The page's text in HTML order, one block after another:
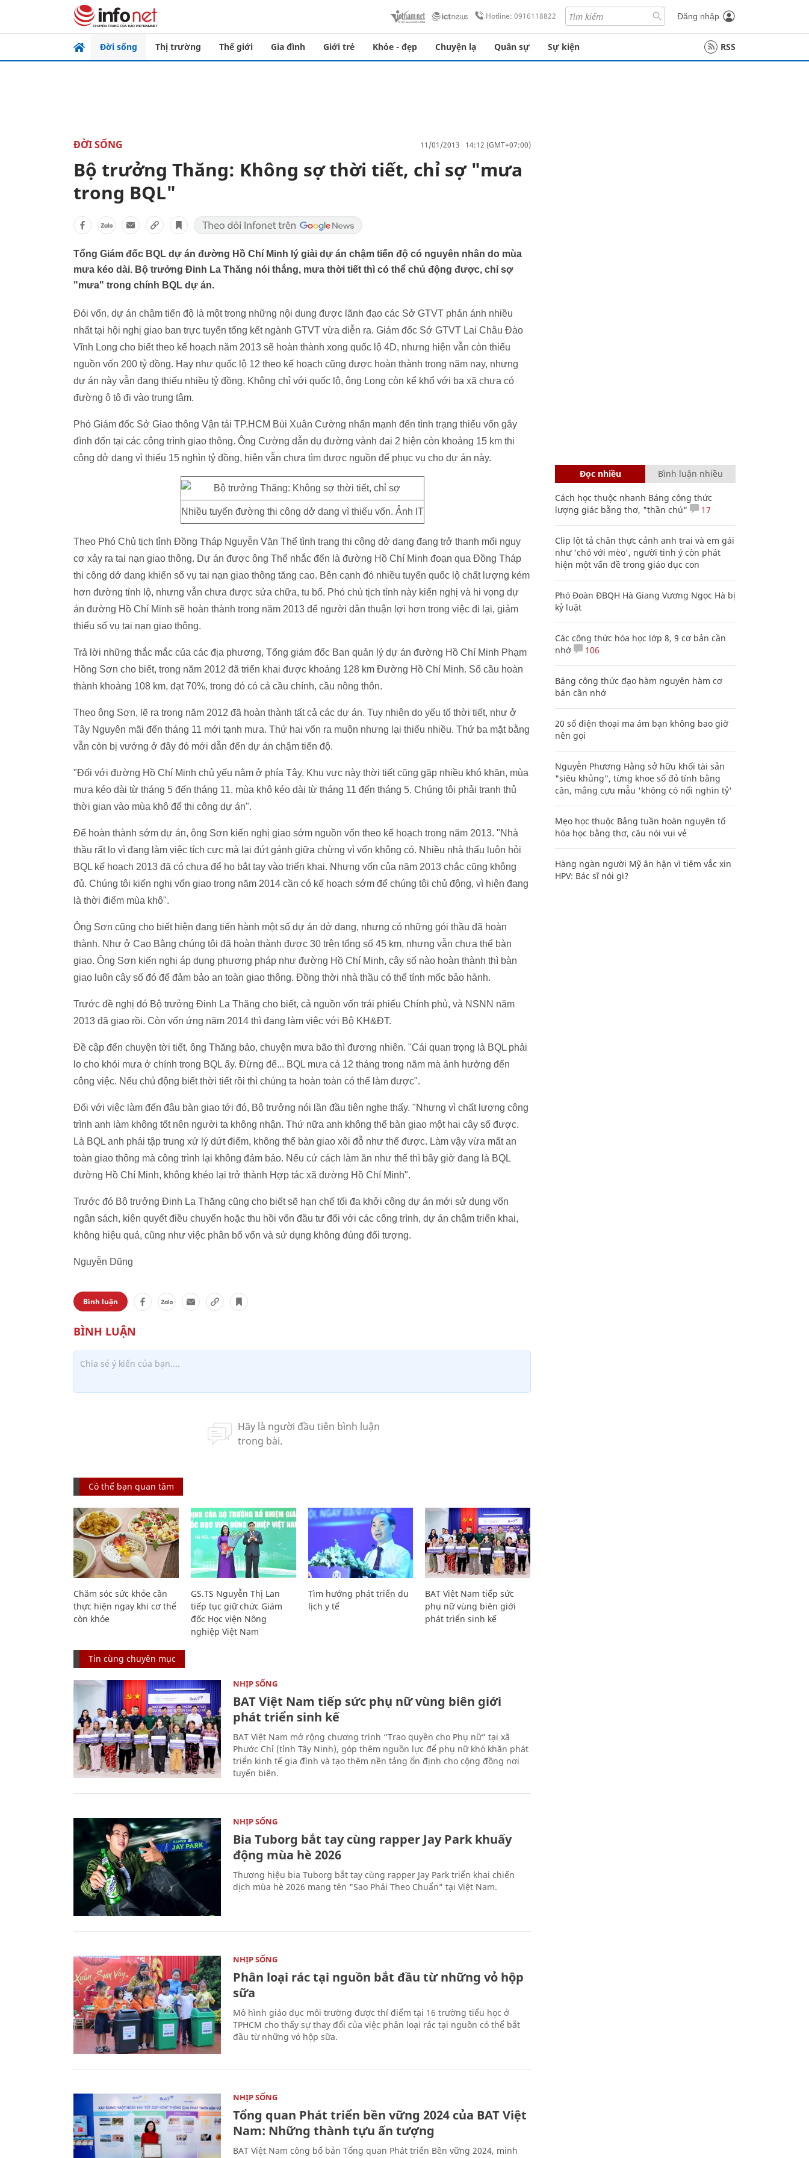
Hotline: 0916118822 Đăng nhập
Đời sống Thị trường Thế giới Gia đình Giới trẻ Khỏe - đẹp Chuyện lạ Quân sự Sự kiện RSS
ĐỜI SỐNG 11/01/2013 14:12 (GMT+07:00)
Bộ trưởng Thăng: Không sợ thời tiết, chỉ sợ "mưa
trong BQL"
Tổng Giám đốc BQL dự án đường Hồ Chí Minh lý giải dự án chậm tiến độ có nguyên nhân do mùa
mưa kéo dài. Bộ trưởng Đinh La Thăng nói thẳng, mưa thời tiết thì có thể chủ động được, chỉ sợ
"mưa" trong chính BQL dự án.
Đói vốn, dự án chậm tiến độ là một trong những nội dung được lãnh đạo các Sở GTVT phản ánh nhiều
nhất tại hội nghị giao ban trực tuyến tổng kết ngành GTVT vừa diễn ra. Giám đốc Sở GTVT Lai Châu Đào
Vĩnh Long cho biết theo kế hoạch năm 2013 sẽ hoàn thành xong quốc lộ 4D, nhưng hiện vẫn còn thiếu
nguồn vốn 200 tỷ đồng. Hay như quốc lộ 12 theo kế hoạch cũng được hoàn thành trong năm nay, nhưng
dự án này vẫn đang thiếu nhiều tỷ đồng. Không chỉ với quốc lộ, ông Long còn kể khổ với ba xã chưa có
đường ô tô đi vào trung tâm.
Phó Giám đốc Sở Giao thông Vận tải TP.HCM Bùi Xuân Cường nhấn mạnh đến tình trạng thiếu vốn gây
đình đốn tại các công trình giao thông. Ông Cường dẫn dụ đường vành đai 2 hiện còn khoảng 15 km thi
công dở dang vì thiếu 15 nghìn tỷ đồng, hiện vẫn chưa tìm được nguồn để phục vụ cho dự án này.
Nhiều tuyến đường thi công dở dang vì thiếu vốn. Ảnh IT
Theo Phó Chủ tịch tỉnh Đồng Tháp Nguyễn Văn Thể tình trạng thi công dở dang đang trở thanh mối nguy
cơ xảy ra tai nạn giao thông. Dự án được ông Thể nhắc đến là đường Hồ Chí Minh đoạn qua Đồng Tháp
thi công dở dang khiến số vụ tai nạn giao thông tăng cao. Bên cạnh đó nhiều tuyến quốc lộ chất lượng kém
hơn đường tỉnh lộ, nhưng vẫn chưa được sửa chữa, tu bổ. Phó chủ tịch tỉnh này kiến nghị và hi vọng dự
án đường Hồ Chí Minh sẽ hoàn thành trong năm 2013 để người dân thuận lợi hơn trong việc đi lại, giảm
thiểu số vụ tai nạn giao thông.
Trả lời những thắc mắc của các địa phương, Tổng giám đốc Ban quản lý dự án đường Hồ Chí Minh Phạm
Hồng Sơn cho biết, trong năm 2012 đã triển khai được khoảng 128 km Đường Hồ Chí Minh. Số cầu hoàn
thành khoảng 108 km, đạt 70%, trong đó có cả cầu chính, cầu nông thôn.
Theo ông Sơn, lẽ ra trong năm 2012 đã hoàn thành tất cả các dự án. Tuy nhiên do yếu tố thời tiết, như ở
Tây Nguyên mãi đến tháng 11 mới tạnh mưa. Thứ hai vốn ra muộn nhưng lại thiếu nhiều. Thứ ba mặt bằng
vẫn còn bị vướng ở đây đó mới dẫn đến dự án chậm tiến độ.
"Đối với đường Hồ Chí Minh chủ yếu nằm ở phía Tây. Khu vực này thời tiết cũng gặp nhiều khó khăn, mùa
mưa kéo dài từ tháng 5 đến tháng 11, mùa khô kéo dài từ tháng 11 đến tháng 5. Chúng tôi phải tranh thủ
thời gian vào mùa khô để thi công dự án".
Để hoàn thành sớm dự án, ông Sơn kiến nghị giao sớm nguồn vốn theo kế hoạch trong năm 2013. "Nhà
thầu rất lo vì đang làm việc tích cực mà lại đứt gánh giữa chừng vì vốn không có. Nhiều nhà thấu luôn hỏi
BQL kế hoạch 2013 đã có chưa để họ bắt tay vào triển khai. Nhưng vốn của năm 2013 chắc cũng không
đủ. Chúng tôi kiến nghị vốn giao trong năm 2014 cần có kế hoạch sớm để chúng tôi chủ động, vì hiện đang
là thời điểm mùa khô".
Ông Sơn cũng cho biết hiện đang tiến hành một số dự án dở dang, nhưng có những gói thầu đã hoàn
thành. Như ở Cao Bằng chúng tôi đã hoàn thành được 30 trên tổng số 45 km, nhưng vẫn chưa thể bàn
giao. Ông Sơn kiến nghị áp dụng phương pháp như đường Hồ Chí Minh, cây số nào hoàn thành thì bàn
giao luôn cây số đó để đảm bảo an toàn giao thông. Đồng thời nhà thầu có thể tính mốc bảo hành.
Trước đề nghị đó Bộ trưởng Đinh La Thăng cho biết, cả nguồn vốn trái phiếu Chính phủ, và NSNN năm
2013 đã giao rồi. Còn vốn ứng năm 2014 thì đang làm việc với Bộ KH&ĐT.
Đề cập đến chuyện tời tiết, ông Thăng bảo, chuyện mưa bão thì đương nhiên. "Cái quan trọng là BQL phải
lo cho khỏi mưa ở chính trong BQL ấy. Đừng để... BQL mưa cả 12 tháng trong năm mà ảnh hưởng đến
công việc. Nếu chủ động biết thời tiết rồi thì chúng ta hoàn toàn có thể làm được".
Đối với việc làm đến đâu bàn giao tới đó, Bộ trưởng nói lần đầu tiên nghe thấy. "Nhưng vì chất lượng công
trình anh làm không tốt nên người ta không nhận. Thứ nữa anh không thể bàn giao một hai cây số được.
Là BQL anh phải tập trung xử lý dứt điểm, không thể bàn giao xôi đỗ như thế được. Làm vậy vừa mất an
toàn giao thông mà công trình lại không đảm bảo. Nếu cứ cách làm ăn như thế thì bây giờ đang là BQL
đường Hồ Chí Minh, không khéo lại trở thành Hợp tác xã đường Hồ Chí Minh".
Trước đó Bộ trưởng Đinh La Thăng cũng cho biết sẽ hạn chế tối đa khởi công dự án mới sử dụng vốn
ngân sách, kiên quyết điều chuyển hoặc thu hồi vốn đầu tư đối với các công trình, dự án chậm triển khai,
không hiệu quả, cũng như việc phân bổ vốn và sử dụng không đúng đối tượng.
Nguyễn Dũng
Bình luận
Có thể bạn quan tâm
Chăm sóc sức khỏe cần
thực hiện ngay khi cơ thể
còn khỏe
GS.TS Nguyễn Thị Lan
tiếp tục giữ chức Giám
đốc Học viện Nông
nghiệp Việt Nam
Tìm hướng phát triển du
lịch y tế
BAT Việt Nam tiếp sức
phụ nữ vùng biên giới
phát triển sinh kế
Tin cùng chuyên mục
NHỊP SỐNG
BAT Việt Nam tiếp sức phụ nữ vùng biên giới
phát triển sinh kế
BAT Việt Nam mở rộng chương trình “Trao quyền cho Phụ nữ” tại xã
Phước Chỉ (tỉnh Tây Ninh), góp thêm nguồn lực để phụ nữ khó khăn phát
triển kinh tế gia đình và tạo thêm nền tảng ổn định cho cộng đồng nơi
tuyến biên.
NHỊP SỐNG
Bia Tuborg bắt tay cùng rapper Jay Park khuấy
động mùa hè 2026
Thương hiệu bia Tuborg bắt tay cùng rapper Jay Park triển khai chiến
dịch mùa hè 2026 mang tên "Sao Phải Theo Chuẩn” tại Việt Nam.
NHỊP SỐNG
Phân loại rác tại nguồn bắt đầu từ những vỏ hộp
sữa
Mô hình giáo dục môi trường được thí điểm tại 16 trường tiểu học ở
TPHCM cho thấy sự thay đổi của việc phân loại rác tại nguồn có thể bắt
đầu từ những vỏ hộp sữa.
NHỊP SỐNG
Tổng quan Phát triển bền vững 2024 của BAT Việt
Nam: Những thành tựu ấn tượng
BAT Việt Nam công bố bản Tổng quan Phát triển Bền vững 2024, minh
Đọc nhiều Bình luận nhiều
Cách học thuộc nhanh Bảng công thức
lượng giác bằng thơ, "thần chú"
17
Clip lột tả chân thực cảnh anh trai và em gái
như 'chó với mèo', người tinh ý còn phát
hiện một vấn đề trong giáo dục con
Phó Đoàn ĐBQH Hà Giang Vương Ngọc Hà bị
kỷ luật
Các công thức hóa học lớp 8, 9 cơ bản cần
nhớ
106
Bảng công thức đạo hàm nguyên hàm cơ
bản cần nhớ
20 số điện thoại ma ám bạn không bao giờ
nên gọi
Nguyễn Phương Hằng sở hữu khối tài sản
"siêu khủng", từng khoe sổ đỏ tính bằng
cân, mắng cựu mẫu 'không có nổi nghìn tỷ'
Mẹo học thuộc Bảng tuần hoàn nguyên tố
hóa học bằng thơ, câu nói vui vẻ
Hàng ngàn người Mỹ ân hận vì tiêm vắc xin
HPV: Bác sĩ nói gì?